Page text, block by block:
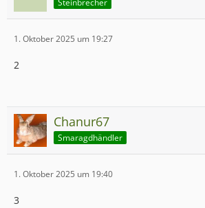
1. Oktober 2025 um 19:27
2
Chanur67
Smaragdhändler
1. Oktober 2025 um 19:40
3